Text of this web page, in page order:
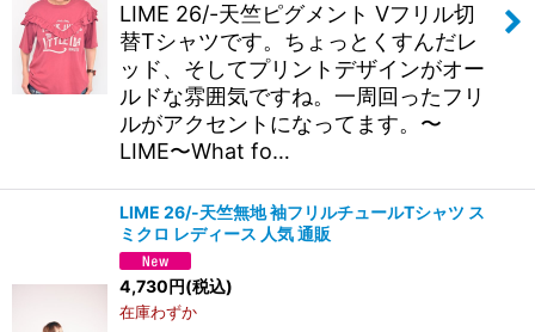
LIME 26/-天竺ピグメント Vフリル切
替Tシャツです。ちょっとくすんだレ
ッド、そしてプリントデザインがオー
ルドな雰囲気ですね。一周回ったフリ
ルがアクセントになってます。〜
LIME〜What fo…
LIME 26/-天竺無地 袖フリルチュールTシャツ ス
ミクロ レディース 人気 通販
4,730円(税込)
在庫わずか